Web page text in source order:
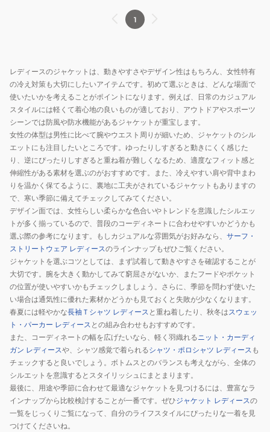
1
レディースのジャケットは、動きやすさやデザイン性はもちろん、女性特有
の冷え対策も大切にしたいアイテムです。初めて選ぶときは、どんな場面で
使いたいかを考えることがポイントになります。例えば、日常のカジュアル
スタイルには軽くて着心地の良いものが適しており、アウトドアやスポーツ
シーンでは防風や防水機能があるジャケットが重宝します。
女性の体型は男性に比べて腕やウエスト周りが細いため、ジャケットのシル
エットにも注目したいところです。ゆったりしすぎると動きにくく感じた
り、逆にぴったりしすぎると重ね着が難しくなるため、適度なフィット感と
伸縮性がある素材を選ぶのがおすすめです。また、冷えやすい肩や背中まわ
りを温かく保てるように、裏地に工夫がされているジャケットもありますの
で、寒い季節に備えてチェックしてみてください。
デザイン面では、女性らしい柔らかな色合いやトレンドを意識したシルエッ
トが多く揃っているので、普段のコーディネートに合わせやすいかどうかも
選ぶ際の参考になります。もしカジュアルな雰囲気がお好みなら、 サーフ・
ストリートウェア レディースのラインナップもぜひご覧ください。
ジャケットを選ぶコツとしては、まず試着して動きやすさを確認することが
大切です。腕を大きく動かしてみて窮屈さがないか、またフードやポケット
の位置が使いやすいかもチェックしましょう。さらに、季節を問わず使いた
い場合は通気性に優れた素材かどうかも見ておくと失敗が少なくなります。
春夏には軽やかな長袖Ｔシャツ レディース と重ね着したり、秋冬はスウェッ
ト・パーカー レディース との組み合わせもおすすめです。
また、コーディネートの幅を広げたいなら、軽く羽織れるニット・カーディ
ガン レディースや、シャツ感覚で着られるシャツ・ポロシャツ レディース も
チェックすると良いでしょう。ボトムスとのバランスも考えながら、全体の
シルエットを意識するとスタイリッシュにまとまります。
最後に、用途や季節に合わせて最適なジャケットを見つけるには、豊富なラ
インナップから比較検討することが一番です。ぜひジャケット レディースの
一覧をじっくりご覧になって、自分のライフスタイルにぴったりな一着を見
つけてくださいね。